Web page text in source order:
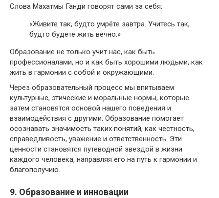
Слова Махатмы Ганди говорят сами за себя:
«Живите так, будто умрёте завтра. Учитесь так,
будто будете жить вечно.»
Образование не только учит нас, как быть
профессионалами, но и как быть хорошими людьми, как
жить в гармонии с собой и окружающими.
Через образовательный процесс мы впитываем
культурные, этические и моральные нормы, которые
затем становятся основой нашего поведения и
взаимодействия с другими. Образование помогает
осознавать значимость таких понятий, как честность,
справедливость, уважение и ответственность. Эти
ценности становятся путеводной звездой в жизни
каждого человека, направляя его на путь к гармонии и
благополучию.
9. Образование и инновации